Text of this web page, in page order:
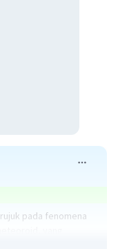
pada fenomena